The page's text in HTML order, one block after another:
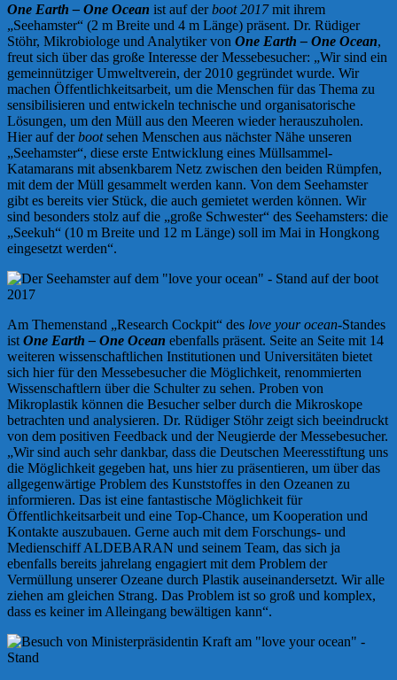
One Earth – One Ocean ist auf derboot 2017mit ihrem
„Seehamster“ (2 m Breite und 4 m Länge) präsent. Dr. Rüdiger
Stöhr, Mikrobiologe und Analytiker von One Earth – One Ocean,
freut sich über das große Interesse der Messebesucher: „Wir sind ein
gemeinnütziger Umweltverein, der 2010 gegründet wurde. Wir
machen Öffentlichkeitsarbeit, um die Menschen für das Thema zu
sensibilisieren und entwickeln technische und organisatorische
Lösungen, um den Müll aus den Meeren wieder herauszuholen.
Hier auf derbootsehen Menschen aus nächster Nähe unseren
„Seehamster“, diese erste Entwicklung eines Müllsammel-
Katamarans mit absenkbarem Netz zwischen den beiden Rümpfen,
mit dem der Müll gesammelt werden kann. Von dem Seehamster
gibt es bereits vier Stück, die auch gemietet werden können. Wir
sind besonders stolz auf die „große Schwester“ des Seehamsters: die
„Seekuh“ (10 m Breite und 12 m Länge) soll im Mai in Hongkong
eingesetzt werden“.
Am Themenstand „Research Cockpit“ des love your ocean-Standes
ist One Earth – One Ocean ebenfalls präsent. Seite an Seite mit 14
weiteren wissenschaftlichen Institutionen und Universitäten bietet
sich hier für den Messebesucher die Möglichkeit, renommierten
Wissenschaftlern über die Schulter zu sehen. Proben von
Mikroplastik können die Besucher selber durch die Mikroskope
betrachten und analysieren. Dr. Rüdiger Stöhr zeigt sich beeindruckt
von dem positiven Feedback und der Neugierde der Messebesucher.
„Wir sind auch sehr dankbar, dass die Deutschen Meeresstiftung uns
die Möglichkeit gegeben hat, uns hier zu präsentieren, um über das
allgegenwärtige Problem des Kunststoffes in den Ozeanen zu
informieren. Das ist eine fantastische Möglichkeit für
Öffentlichkeitsarbeit und eine Top-Chance, um Kooperation und
Kontakte auszubauen. Gerne auch mit dem Forschungs- und
Medienschiff ALDEBARAN und seinem Team, das sich ja
ebenfalls bereits jahrelang engagiert mit dem Problem der
Vermüllung unserer Ozeane durch Plastik auseinandersetzt. Wir alle
ziehen am gleichen Strang. Das Problem ist so groß und komplex,
dass es keiner im Alleingang bewältigen kann“.